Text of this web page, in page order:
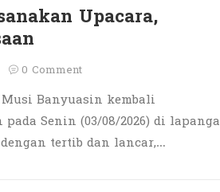
Upacara,
0 Comment
Banyuasin kembali
Senin (03/08/2026) di
tertib dan lancar,…